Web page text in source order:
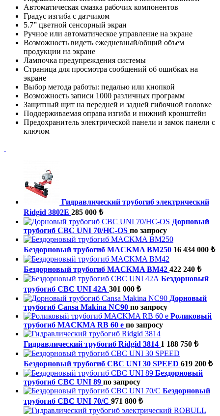
Автоматическая смазка рабочих компонентов
Градус изгиба с датчиком
5.7” цветной сенсорный экран
Ручное или автоматическое управление на экране
Возможность видеть ежедневный/общий объем
продукции на экране
Лампочка предупреждения системы
Страница для просмотра сообщений об ошибках на
экране
Выбор метода работы: педалью или кнопкой
Возможность записи 1000 различных программ
Защитный щит на передней и задней гибочной головке
Поддерживаемая оправа изгиба и нижний кронштейн
Предохранитель электрической панели и замок панели с
ключом
Гидравлический трубогиб электрический
Ridgid 3802E 285 000 ₺
Дорновый
трубогиб CBC UNI 70/HС-OS по запросу
Бездорновый трубогиб MACKMA BM250 16 434 000 ₺
Бездорновый трубогиб MACKMA BM42 422 240 ₺
Бездорновый
трубогиб CBC UNI 42А 301 000 ₺
Дорновый
трубогиб Cansa Makina NC90 по запросу
Роликовый
трубогиб MACKMA RB 60 e по запросу
Гидравлический трубогиб Ridgid 3814 1 188 750 ₺
Бездорновый трубогиб CBC UNI 30 SPEED 619 200 ₺
Бездорновый
трубогиб CBC UNI 89 по запросу
Бездорновый
трубогиб CBC UNI 70/С 971 800 ₺